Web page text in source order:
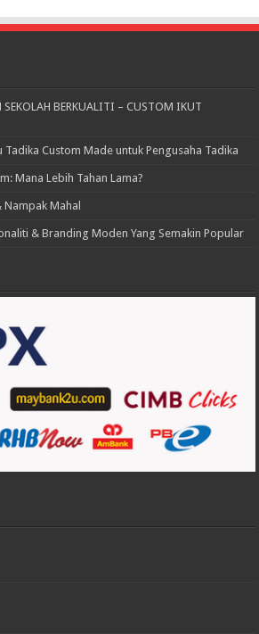
SEKOLAH BERKUALITI – CUSTOM IKUT
Tadika Custom Made untuk Pengusaha Tadika
Mana Lebih Tahan Lama?
Nampak Mahal
& Branding Moden Yang Semakin Popular